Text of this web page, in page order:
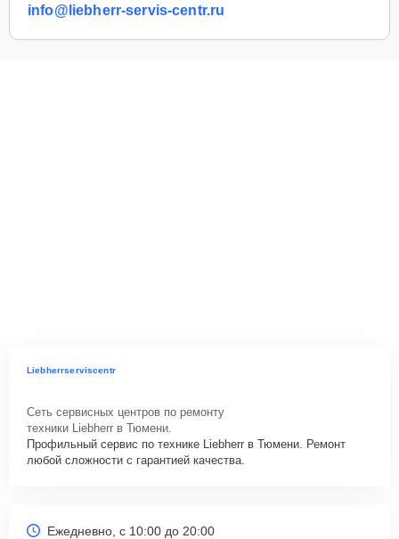
info@liebherr-servis-centr.ru
Liebherrserviscentr
Сеть сервисных центров по ремонту
техники Liebherr в Тюмени.
Профильный сервис по технике Liebherr в Тюмени. Ремонт
любой сложности с гарантией качества.
Ежедневно, с 10:00 до 20:00